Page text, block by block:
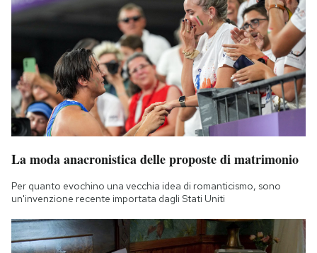
La moda anacronistica delle proposte di matrimonio
Per quanto evochino una vecchia idea di romanticismo, sono
un'invenzione recente importata dagli Stati Uniti